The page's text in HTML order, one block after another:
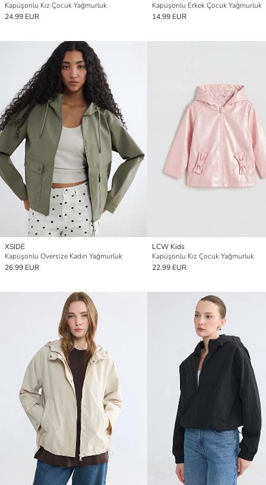
Kapüşonlu Kız Çocuk Yağmurluk
24.99 EUR
Kapüşonlu Erkek Çocuk Yağmurluk
14.99 EUR
XSIDE
Kapüşonlu Oversize Kadın Yağmurluk
26.99 EUR
LCW Kids
Kapüşonlu Kız Çocuk Yağmurluk
22.99 EUR